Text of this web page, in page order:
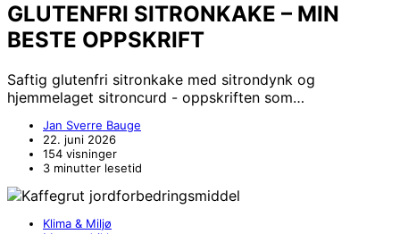
GLUTENFRI SITRONKAKE – MIN
BESTE OPPSKRIFT
Saftig glutenfri sitronkake med sitrondynk og
hjemmelaget sitroncurd - oppskriften som…
Jan Sverre Bauge
22. juni 2026
154 visninger
3 minutter lesetid
Klima & Miljø